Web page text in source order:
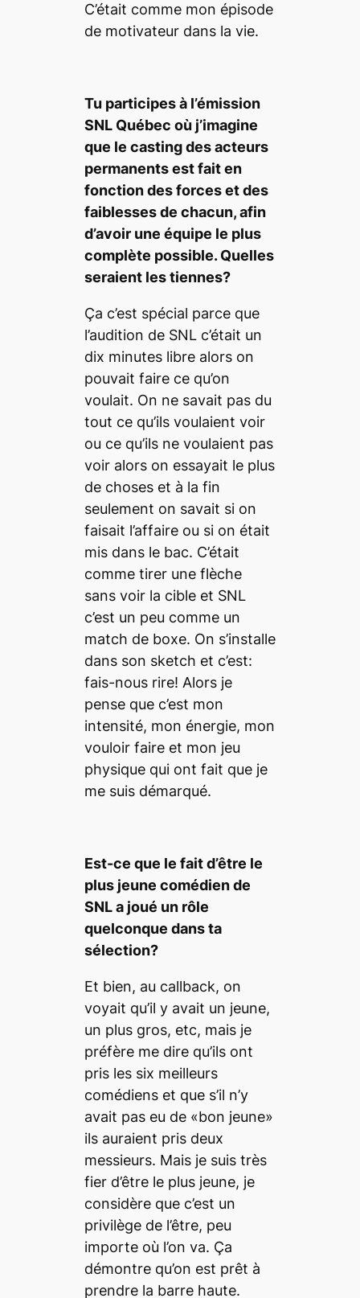
C’était comme mon épisode
de motivateur dans la vie.
Tu participesà l’émission
SNL Québec oùj’imagine
que le castingdes acteurs
permanents est fait en
fonction des forces et des
faiblesses de chacun, afin
d’avoir une équipe le plus
complète possible. Quelles
seraient les tiennes?
Ça c’est spécial parce que
l’audition de SNL c’était un
dix minutes libre alors on
pouvait faire ce qu’on
voulait. On ne savait pas du
tout ce qu’ils voulaient voir
ou ce qu’ils ne voulaient pas
voir alors on essayait le plus
de choses et à la fin
seulement on savait si on
faisait l’affaire ou si on était
mis dans le bac. C’était
comme tirer une flèche
sans voir la cible et SNL
c’est un peu comme un
match de boxe. On s’installe
dans son sketch et c’est:
fais-nous rire! Alors je
pense que c’est mon
intensité, mon énergie, mon
vouloir faire et mon jeu
physique qui ont fait que je
me suis démarqué.
Est-ce que le fait d’être le
plus jeune comédien de
SNL a joué un rôle
quelconque dans ta
sélection?
Et bien, au callback, on
voyait qu’il y avait un jeune,
un plus gros, etc, mais je
préfère me dire qu’ils ont
pris les six meilleurs
comédiens et que s’il n’y
avait pas eu de «bon jeune»
ils auraient pris deux
messieurs. Mais je suis très
fier d’être le plus jeune, je
considère que c’est un
privilège de l’être, peu
importe où l’on va. Ça
démontre qu’on est prêt à
prendre la barre haute.